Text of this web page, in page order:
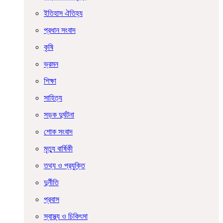
ইতিহাস ঐতিহ্য
প্রধান সংবাদ
কৃষি
ভ্রমন
শিক্ষা
সাহিত্য
সড়ক দুর্ঘটনা
শোক সংবাদ
মৃত্যু বার্ষিকী
তথ্য ও প্রযুক্তি
দুর্নীতি
প্রবাস
স্বাস্থ্য ও চিকিৎসা